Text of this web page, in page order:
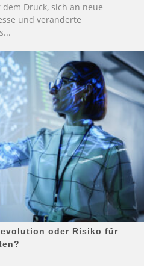
Druck, sich an neue
und veränderte
...
oder Risiko für